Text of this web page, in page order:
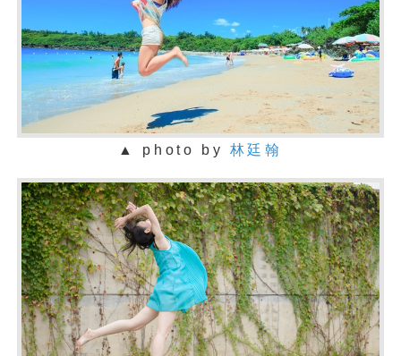
▲ photo by 林廷翰